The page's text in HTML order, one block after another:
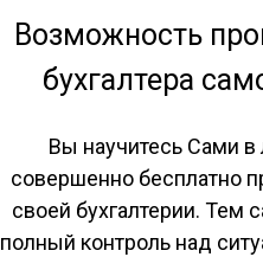
Возможность
бухгалтера
Вы научитесь Сами
совершенно бесплатно
своей бухгалтерии. Тем
полный контроль над